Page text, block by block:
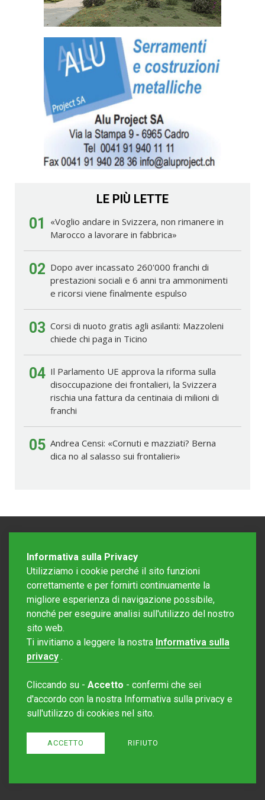
LE PIÙ LETTE
01
«Voglio andare in Svizzera, non rimanere in
Marocco a lavorare in fabbrica»
02 Dopo aver incassato 260'000 franchi di
prestazioni sociali e 6 anni tra ammonimenti
e ricorsi viene finalmente espulso
03 Corsi di nuoto gratis agli asilanti: Mazzoleni
chiede chi paga in Ticino
04 Il Parlamento UE approva la riforma sulla
disoccupazione dei frontalieri, la Svizzera
rischia una fattura da centinaia di milioni di
franchi
05 Andrea Censi: «Cornuti e mazziati? Berna
dica no al salasso sui frontalieri»
Editore Rotostampa SA
Sito creato daRedesign
Informativa sulla Privacy
Utilizziamo i cookie perché il sito funzioni
correttamente e per fornirti continuamente la
migliore esperienza di navigazione possibile,
nonché per eseguire analisi sull'utilizzo del nostro
sito web.
Ti invitiamo a leggere la nostra Informativa sulla
privacy .
Cliccando su - Accetto - confermi che sei
d'accordo con la nostra Informativa sulla privacy e
sull'utilizzo di cookies nel sito.
ACCETTO RIFIUTO